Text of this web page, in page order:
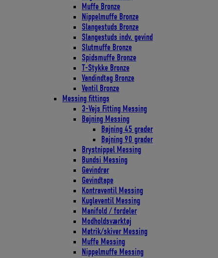
Muffe Bronze
Nippelmuffe Bronze
Slangestuds Bronze
Slangestuds indv. gevind
Slutmuffe Bronze
Spidsmuffe Bronze
T-Stykke Bronze
Vandindtag Bronze
Ventil Bronze
Messing fittings
3-Vejs Fitting Messing
Bøjning Messing
Bøjning 45 grader
Bøjning 90 grader
Brystnippel Messing
Bundsi Messing
Gevindrør
Gevindtape
Kontraventil Messing
Kugleventil Messing
Manifold / fordeler
Modholdsværktøj
Møtrik/skiver Messing
Muffe Messing
Nippelmuffe Messing